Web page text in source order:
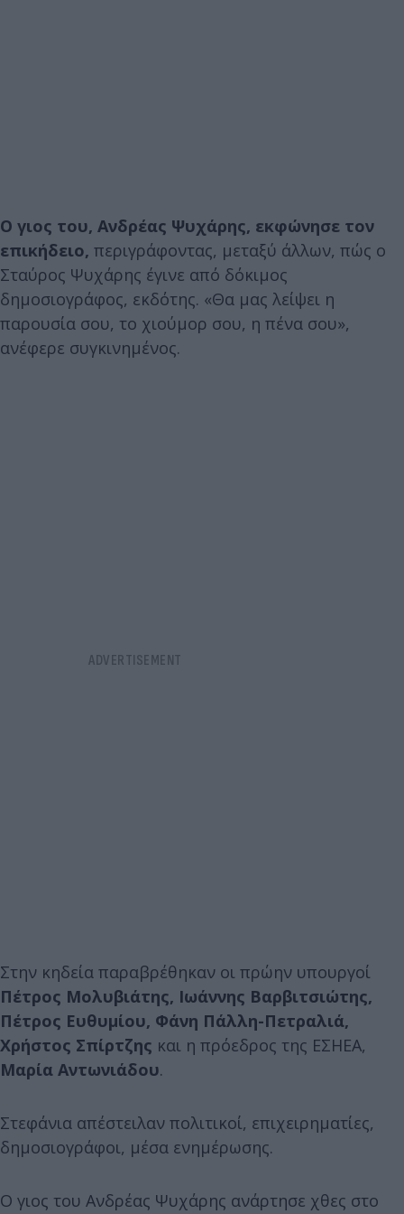
Ο γιος του, Ανδρέας Ψυχάρης, εκφώνησε τον
επικήδειο, περιγράφοντας, μεταξύ άλλων, πώς ο
Σταύρος Ψυχάρης έγινε από δόκιμος
δημοσιογράφος, εκδότης. «Θα μας λείψει η
παρουσία σου, το χιούμορ σου, η πένα σου»,
ανέφερε συγκινημένος.
Στην κηδεία παραβρέθηκαν οι πρώην υπουργοί
Πέτρος Μολυβιάτης, Ιωάννης Βαρβιτσιώτης,
Πέτρος Ευθυμίου, Φάνη Πάλλη-Πετραλιά,
Χρήστος Σπίρτζης και η πρόεδρος της ΕΣΗΕΑ,
Μαρία Αντωνιάδου.
Στεφάνια απέστειλαν πολιτικοί, επιχειρηματίες,
δημοσιογράφοι, μέσα ενημέρωσης.
Ο γιος του Ανδρέας Ψυχάρης ανάρτησε χθες στο